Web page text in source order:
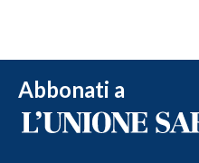
Abbonati a